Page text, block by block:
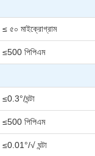
≤ ৫০ মাইক্রোগ্রাম
≤500 পিপিএম
≤0.3°/ঘন্টা
≤500 পিপিএম
≤0.01°/√ ঘন্টা